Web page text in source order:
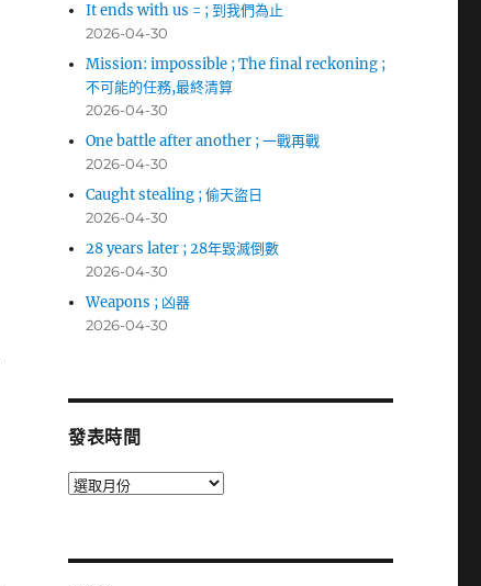
It ends with us = ; 到我們為止
2026-04-30
Mission: impossible ; The final reckoning ;
不可能的任務,最終清算
2026-04-30
One battle after another ; 一戰再戰
2026-04-30
Caught stealing ; 偷天盜日
2026-04-30
28 years later ; 28年毀滅倒數
2026-04-30
Weapons ; 凶器
2026-04-30
發表時間
發